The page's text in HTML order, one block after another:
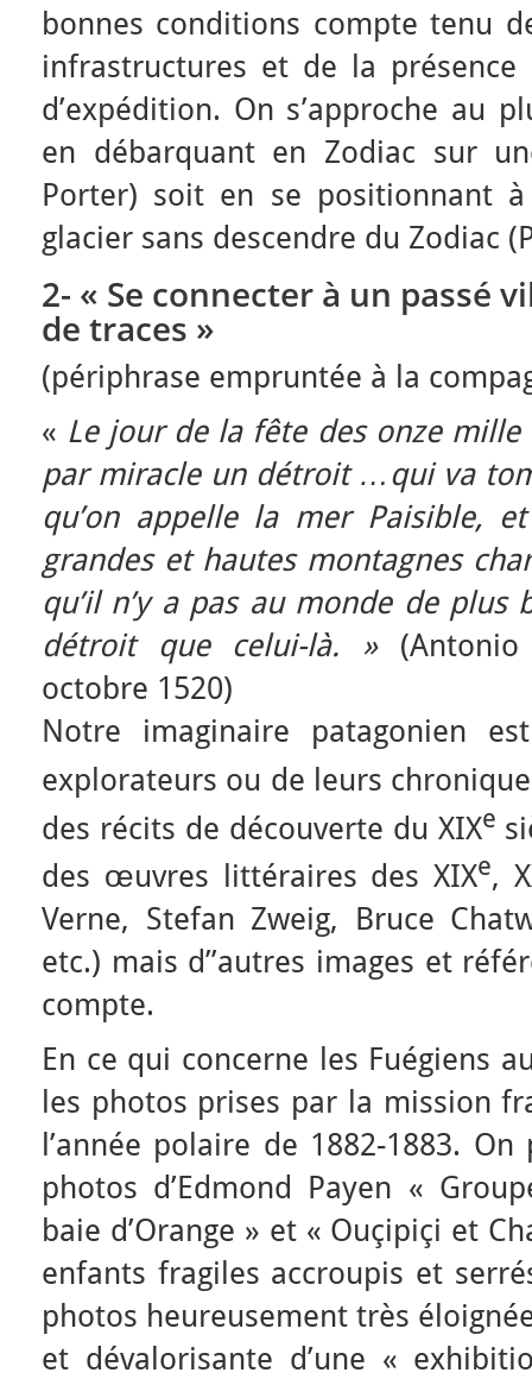
bonnes conditions compte tenu
infrastructures et de la présence
d’expédition. On s’approche au
en débarquant en Zodiac sur
Porter) soit en se positionnant
glacier sans descendre du Zodiac
2- « Se connecter à un passé
de traces »
(périphrase empruntée à la
« Le jour de la fête des onze
par miracle un détroit …qui va
qu’on appelle la mer Paisible,
grandes et hautes montagnes
qu’il n’y a pas au monde de
détroit que celui-là. »
octobre 1520)
Notre imaginaire patagonien
explorateurs ou de leurs
des récits de découverte du XIXe
des œuvres littéraires des XIXe,
Verne, Stefan Zweig, Bruce
etc.) mais d’’autres images et
compte.
En ce qui concerne les Fuégiens
les photos prises par la mission
l’année polaire de 1882-1883.
photos d’Edmond Payen «
baie d’Orange » et « Ouçipiçi et
enfants fragiles accroupis et
photos heureusement très
et dévalorisante d’une «